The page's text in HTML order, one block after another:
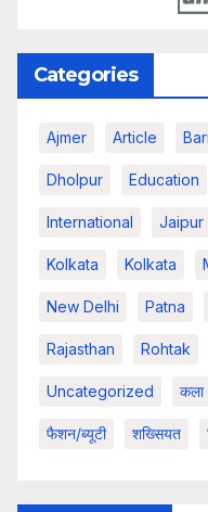
Categories
Ajmer Article
Dholpur Education
International Jaipur
Kolkata Kolkata
New Delhi Patna
Rajasthan Rohtak
Uncategorized कला
फैशन/ब्यूटी शख्सियत